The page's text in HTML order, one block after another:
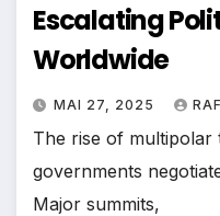
Escalating
Worldwide
MAI 27, 2025
The rise of multipolar
governments
Major summits,